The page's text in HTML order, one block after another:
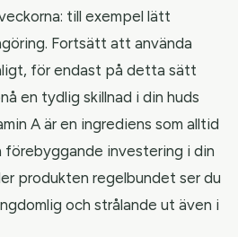
till exempel lätt
Fortsätt att använda
för endast på detta sätt
en tydlig skillnad i din huds
A är en ingrediens som alltid
förebyggande investering i din
produkten regelbundet ser du
och strålande ut även i